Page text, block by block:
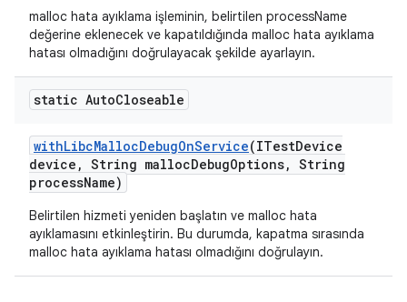
malloc hata ayıklama işleminin, belirtilen processName
değerine eklenecek ve kapatıldığında malloc hata ayıklama
hatası olmadığını doğrulayacak şekilde ayarlayın.
static AutoCloseable
withLibcMallocDebugOnService(ITestDevice
device , String mallocDebugOptions, String
processName)
Belirtilen hizmeti yeniden başlatın ve malloc hata
ayıklamasını etkinleştirin. Bu durumda, kapatma sırasında
malloc hata ayıklama hatası olmadığını doğrulayın.